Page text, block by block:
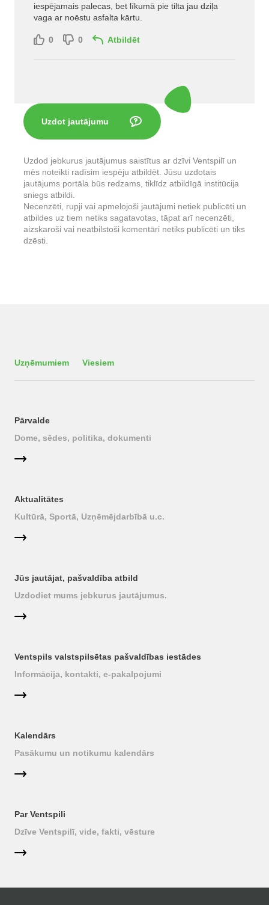
iespējamais palecas, bet līkumā pie tilta jau dziļa
vaga ar noēstu asfalta kārtu.
0 0 Atbildēt
Uzdot jautājumu
Uzdod jebkurus jautājumus saistītus ar dzīvi Ventspilī un
mēs noteikti radīsim iespēju atbildēt. Jūsu uzdotais
jautājums portāla būs redzams, tiklīdz atbildīgā institūcija
sniegs atbildi.
Necenzēti, rupji vai apmelojoši jautājumi netiek publicēti un
atbildes uz tiem netiks sagatavotas, tāpat arī necenzēti,
aizskaroši vai neatbilstoši komentāri netiks publicēti un tiks
dzēsti.
Uzņēmumiem Viesiem
Pārvalde
Dome, sēdes, politika, dokumenti
Aktualitātes
Kultūrā, Sportā, Uzņēmējdarbībā u.c.
Jūs jautājat, pašvaldība atbild
Uzdodiet mums jebkurus jautājumus.
Ventspils valstspilsētas pašvaldības iestādes
Informācija, kontakti, e-pakalpojumi
Kalendārs
Pasākumu un notikumu kalendārs
Par Ventspili
Dzīve Ventspilī, vide, fakti, vēsture